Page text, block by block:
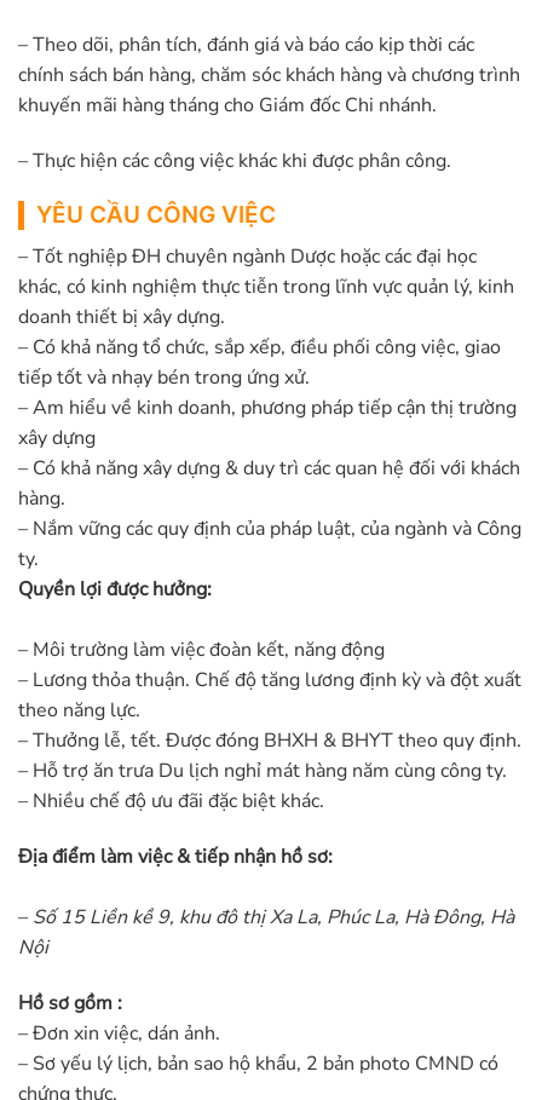
– Theo dõi, phân tích, đánh giá và báo cáo kịp thời các
chính sách bán hàng, chăm sóc khách hàng và chương trình
khuyến mãi hàng tháng cho Giám đốc Chi nhánh.
– Thực hiện các công việc khác khi được phân công.
YÊU CẦU CÔNG VIỆC
– Tốt nghiệp ĐH chuyên ngành Dược hoặc các đại học
khác, có kinh nghiệm thực tiễn trong lĩnh vực quản lý, kinh
doanh thiết bị xây dựng.
– Có khả năng tổ chức, sắp xếp, điều phối công việc, giao
tiếp tốt và nhạy bén trong ứng xử.
– Am hiểu về kinh doanh, phương pháp tiếp cận thị trường
xây dựng
– Có khả năng xây dựng & duy trì các quan hệ đối với khách
hàng.
– Nắm vững các quy định của pháp luật, của ngành và Công
ty.
Quyền lợi được hưởng:
– Môi trường làm việc đoàn kết, năng động
– Lương thỏa thuận. Chế độ tăng lương định kỳ và đột xuất
theo năng lực.
– Thưởng lễ, tết. Được đóng BHXH & BHYT theo quy định.
– Hỗ trợ ăn trưa Du lịch nghỉ mát hàng năm cùng công ty.
– Nhiều chế độ ưu đãi đặc biệt khác.
Địa điểm làm việc & tiếp nhận hồ sơ:
– Số 15 Liền kề 9, khu đô thị Xa La, Phúc La, Hà Đông, Hà
Nội
Hồ sơ gồm :
– Đơn xin việc, dán ảnh.
– Sơ yếu lý lịch, bản sao hộ khẩu, 2 bản photo CMND có
chứng thực.